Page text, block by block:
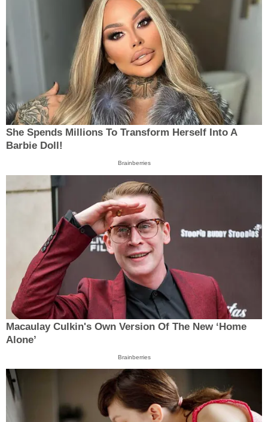
She Spends Millions To Transform Herself Into A
Barbie Doll!
Brainberries
Macaulay Culkin's Own Version Of The New ‘Home
Alone’
Brainberries